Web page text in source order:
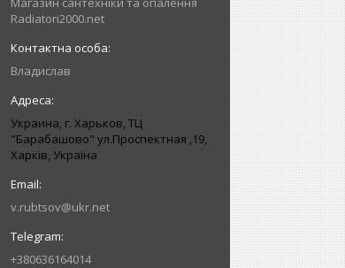
Radiatori2000.net
Владислав
Украина, г. Харьков, ТЦ
"Барабашово" ул.Проспектная ,19,
Харків, Україна
v.rubtsov@ukr.net
+380636164014